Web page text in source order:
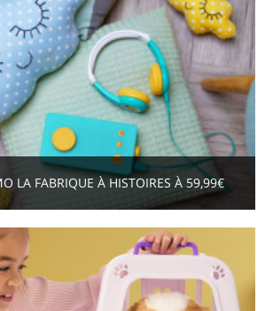
LA FABRIQUE À HISTOIRES À 59,99€